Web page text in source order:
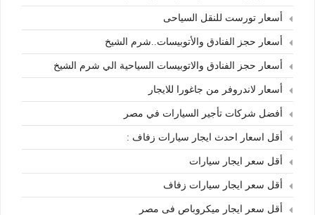
أسعار تورست للنقل السياحى
أسعار حجز الفنادق والأتوبيسات..شرم الشيخ
أسعار حجز الفنادق والاتوبيسات السياحية الي شرم الشيخ
أسعار لاندروفر من جاغورا للايجار
أفضل شركات تأجير السيارات في مصر
أقل اسعار احدث ايجار سيارات زفاف :
أقل سعر ايجار سيارات
أقل سعر ايجار سيارات زفاف
أقل سعر ايجار ميكروباص فى مصر